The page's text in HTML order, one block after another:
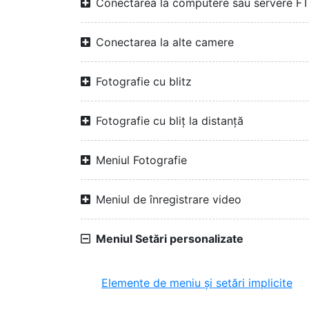
Conectarea la computere sau servere
Conectarea la alte camere
Fotografie cu blitz
Fotografie cu bliț la distanță
Meniul Fotografie
Meniul de înregistrare video
Meniul Setări personalizate
Elemente de meniu și setări implicite